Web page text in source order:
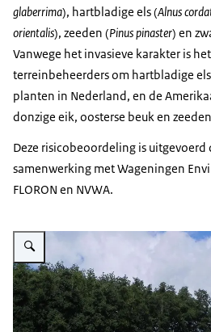
glaberrima), hartbladige els (Alnus
orientalis), zeeden (Pinus pinaster) en
Vanwege het invasieve karakter is
terreinbeheerders om hartbladige
planten in Nederland, en de
donzige eik, oosterse beuk en
Deze risicobeoordeling is
samenwerking met Wageningen
FLORON en NVWA.
Vergroot afbeelding Hartbladige els in